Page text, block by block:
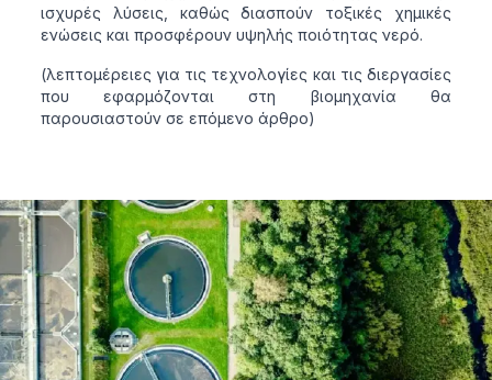
ισχυρές λύσεις, καθώς διασπούν τοξικές χημικές
ενώσεις και προσφέρουν υψηλής ποιότητας νερό.
(λεπτομέρειες για τις τεχνολογίες και τις διεργασίες
που εφαρμόζονται στη βιομηχανία θα
παρουσιαστούν σε επόμενο άρθρο)